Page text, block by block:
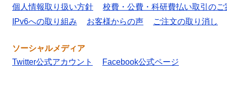
個人情報取り扱い方針
校費・公費・科研費払い取引のご
IPv6への取り組み
お客様からの声 ご注文の取り消し
ソーシャルメディア
Twitter公式アカウント
Facebook公式ページ